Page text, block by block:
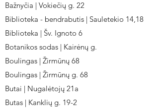
Bažnyčia | Vokiečių g. 22
Biblioteka - bendrabutis | Sauletekio 14,18
Biblioteka | Šv. Ignoto 6
Botanikos sodas | Kairėnų g.
Boulingas | Žirmūnų 68
Boulingas | Žirmūnų g. 68
Butai | Nugalėtojų 21a
Butas | Kanklių g. 19-2